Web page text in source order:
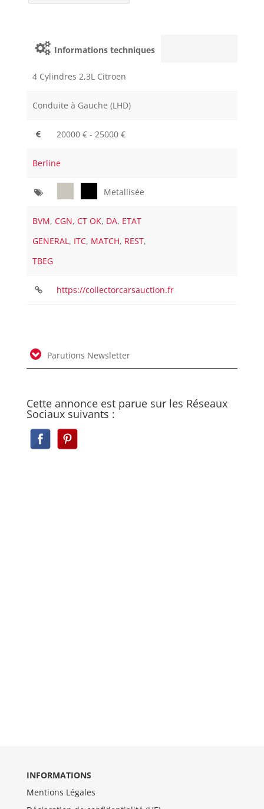
Informations techniques
4 Cylindres 2,3L Citroen
Conduite à Gauche (LHD)
20000 € - 25000 €
Berline
Metallisée
BVM,CGN,CT OK, DA, ETAT
GENERAL, ITC, MATCH, REST,
TBEG
https://collectorcarsauction.fr
Parutions Newsletter
Cette annonce est parue sur les Réseaux
Sociaux suivants :
INFORMATIONS
Mentions Légales